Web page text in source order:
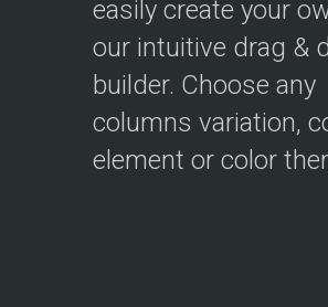
easily create your
our intuitive drag &
builder. Choose any
columns variation,
element or color